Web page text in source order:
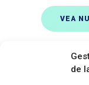
de
VEA